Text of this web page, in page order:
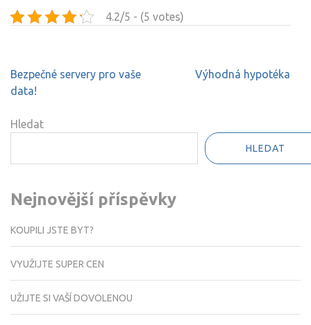
4.2/5 - (5 votes)
Navigace
pro
Bezpečné servery pro vaše
data!
Výhodná hypotéka
Hledat
HLEDAT
Nejnovější příspěvky
KOUPILI JSTE BYT?
VYUŽIJTE SUPER CEN
UŽIJTE SI VAŠÍ DOVOLENOU